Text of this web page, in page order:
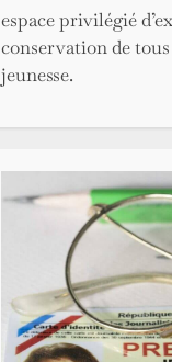
espace privilégié
conservation de tous
jeunesse.